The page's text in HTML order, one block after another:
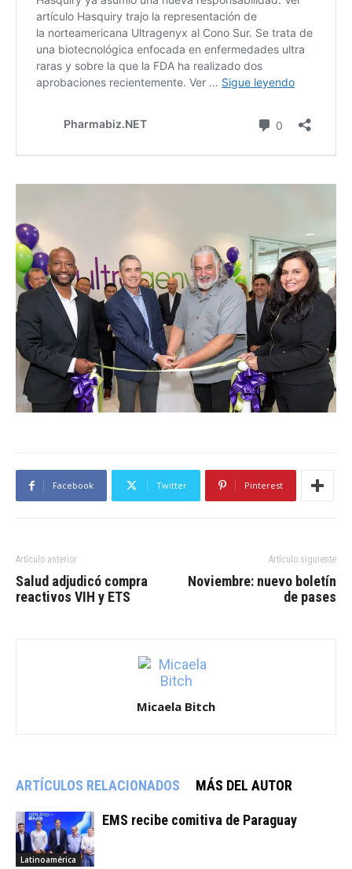
Facebook Twitter Pinterest
Artículo anterior
Salud adjudicó compra
reactivos VIH y ETS
Artículo siguiente
Noviembre: nuevo boletín
de pases
Micaela Bitch
ARTÍCULOS RELACIONADOS MÁS DEL AUTOR
Latinoamérica
EMS recibe comitiva de Paraguay